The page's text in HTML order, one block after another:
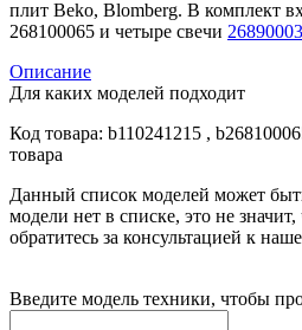
плит Beko, Blomberg. В комплект
268100065 и четыре свечи
Описание
Для каких моделей подходит
Код товара: b110241215 ,
товара
Данный список моделей может
модели нет в списке, это не значит,
обратитесь за консультацией к
Введите модель техники, чтобы